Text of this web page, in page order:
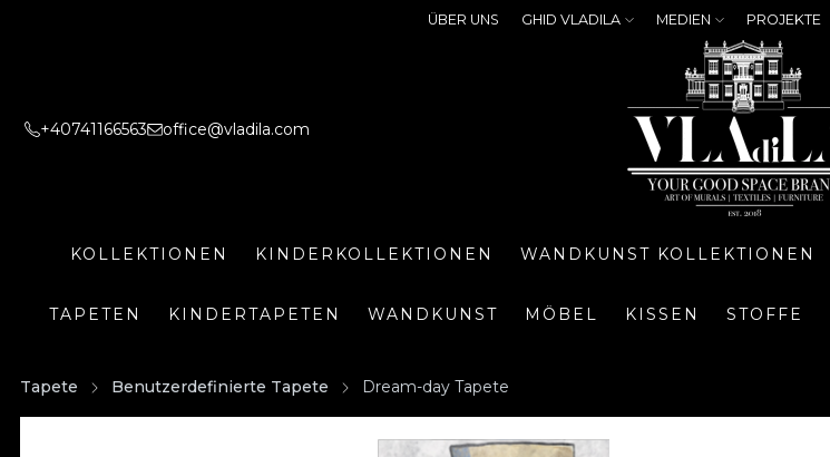
ÜBER UNS GHID VLADILA MEDIEN PROJEKTE
+40741166563 office@vladila.com
KOLLEKTIONEN KINDERKOLLEKTIONEN WANDKUNST KOLLEKTIONEN
TAPETEN KINDERTAPETEN WANDKUNST MÖBEL KISSEN STOFFE
Tapete Benutzerdefinierte Tapete Dream-day Tapete